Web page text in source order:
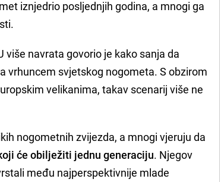
iznjedrio posljednjih godina, a mnogi ga
više navrata govorio je kako sanja da
vrhuncem svjetskog nogometa. S obzirom
velikanima, takav scenarij više ne
nogometnih zvijezda, a mnogi vjeruju da
će obilježiti jednu generaciju. Njegov
među najperspektivnije mlade